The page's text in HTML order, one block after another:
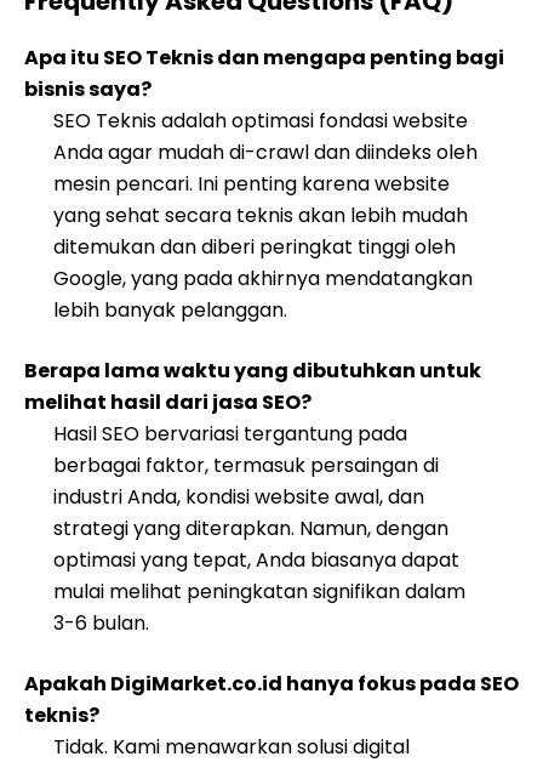
Apa itu SEO Teknis dan mengapa penting bagi
bisnis saya?
SEO Teknis adalah optimasi fondasi website
Anda agar mudah di-crawl dan diindeks oleh
mesin pencari. Ini penting karena website
yang sehat secara teknis akan lebih mudah
ditemukan dan diberi peringkat tinggi oleh
Google, yang pada akhirnya mendatangkan
lebih banyak pelanggan.
Berapa lama waktu yang dibutuhkan untuk
melihat hasil dari jasa SEO?
Hasil SEO bervariasi tergantung pada
berbagai faktor, termasuk persaingan di
industri Anda, kondisi website awal, dan
strategi yang diterapkan. Namun, dengan
optimasi yang tepat, Anda biasanya dapat
mulai melihat peningkatan signifikan dalam
3-6 bulan.
Apakah DigiMarket.co.id hanya fokus pada SEO
teknis?
Tidak. Kami menawarkan solusi digital